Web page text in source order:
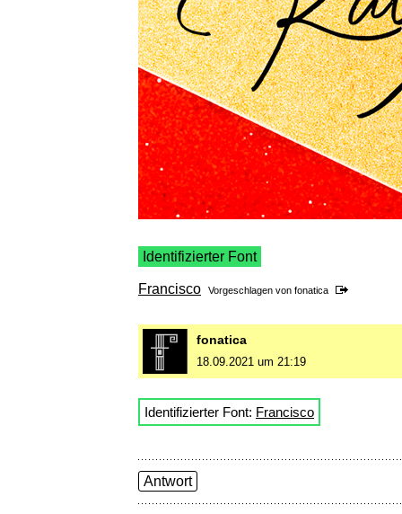
Identifizierter Font
Francisco Vorgeschlagen von fonatica
fonatica
18.09.2021 um 21:19
Identifizierter Font: Francisco
Antwort